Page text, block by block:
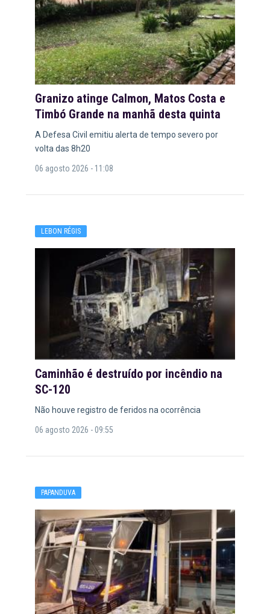
Granizo atinge Calmon, Matos Costa e
Timbó Grande na manhã desta quinta
A Defesa Civil emitiu alerta de tempo severo por
volta das 8h20
06 agosto 2026 - 11:08
LEBON RÉGIS
Caminhão é destruído por incêndio na
SC-120
Não houve registro de feridos na ocorrência
06 agosto 2026 - 09:55
PAPANDUVA